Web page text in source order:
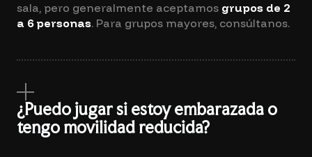
sala, pero generalmente aceptamos grupos de 2
a 6 personas. Para grupos mayores, consúltanos.
¿Puedo jugar si estoy embarazada o
tengo movilidad reducida?